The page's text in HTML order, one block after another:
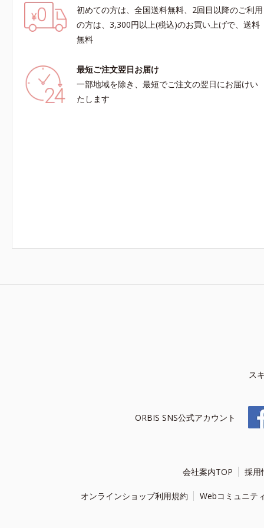
初めての方は、全国送料無料、2回目以降のご利用
の方は、3,300円以上(税込)のお買い上げで、送料
無料
最短ご注文翌日お届け
一部地域を除き、最短でご注文の翌日にお届けい
たします
ス
ORBIS SNS公式アカウント
会社案内TOP 採用
オンラインショップ利用規約 Webコミュニテ